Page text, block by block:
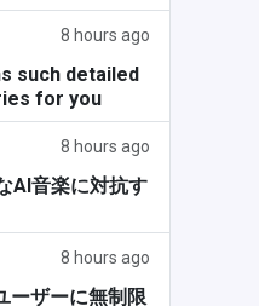
8 hours ago
such detailed
for you
8 hours ago
AI音楽に対抗す
8 hours ago
ーザーに無制限